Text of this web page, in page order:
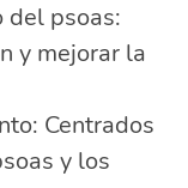
del psoas:
y mejorar la
Centrados
y los